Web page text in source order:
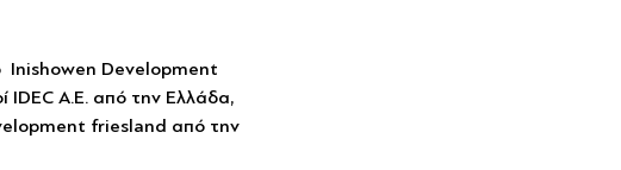
Inishowen Development
IDEC A.E. από την Ελλάδα,
friesland από την